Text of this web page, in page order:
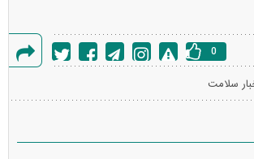
خطا
0
سلامت